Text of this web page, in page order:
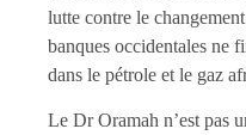
lutte contre le
banques occidentales ne
dans le pétrole et le gaz
Le Dr Oramah n’est pas